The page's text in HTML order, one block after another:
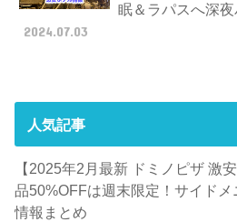
眠＆ラパスへ深
2024.07.03
人気記事
【2025年2月最新 ドミノピザ 激
品50%OFFは週末限定！サイド
情報まとめ